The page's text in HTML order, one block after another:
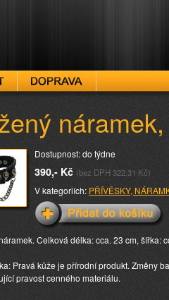
Dostupnost: do týdne
390,- Kč (bez DPH 322,31 Kč)
V kategoriích: PŘÍVĚSKY,
Celková délka: cca. 23 cm, šířka:
Pravá kůže je přírodní produkt. Změny
pravost cenného materiálu.